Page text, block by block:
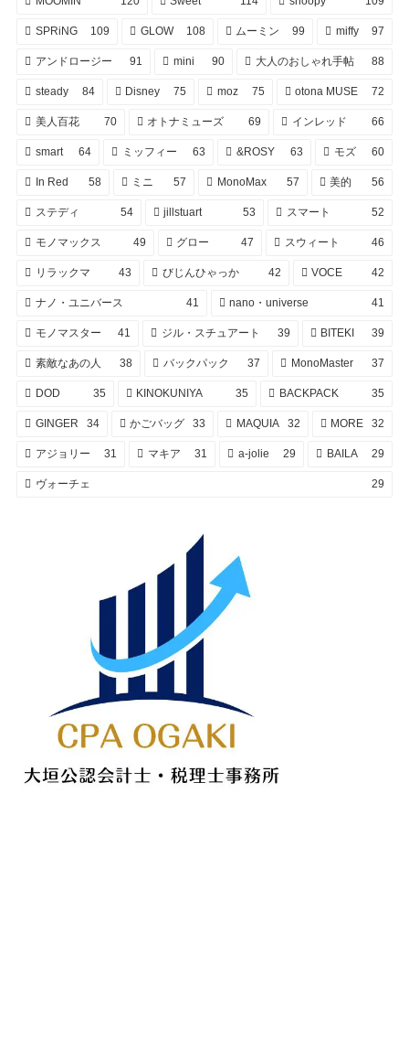
SPRiNG 109 GLOW 108 ムーミン 99 miffy 97
アンドロージー 91 mini 90 大人のおしゃれ手帖 88
steady 84 Disney 75 moz 75 otona MUSE 72
美人百花 70 オトナミューズ 69 インレッド 66
smart 64 ミッフィー 63 &ROSY 63 モズ 60
In Red 58 ミニ 57 MonoMax 57 美的 56
ステディ 54 jillstuart 53 スマート 52
モノマックス 49 グロー 47 スウィート 46
リラックマ 43 びじんひゃっか 42 VOCE 42
ナノ・ユニバース 41 nano・universe 41
モノマスター 41 ジル・スチュアート 39 BITEKI 39
素敵なあの人 38 バックパック 37 MonoMaster 37
DOD 35 KINOKUNIYA 35 BACKPACK 35
GINGER 34 かごバッグ 33 MAQUIA 32 MORE 32
アジョリー 31 マキア 31 a-jolie 29 BAILA 29
ヴォーチェ 29